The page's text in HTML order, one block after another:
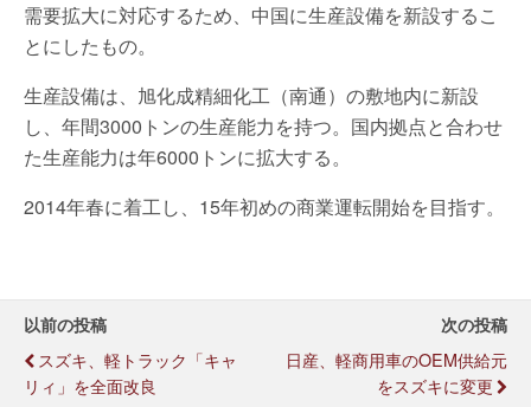
需要拡大に対応するため、中国に生産設備を新設するこ
とにしたもの。
生産設備は、旭化成精細化工（南通）の敷地内に新設
し、年間3000トンの生産能力を持つ。国内拠点と合わせ
た生産能力は年6000トンに拡大する。
2014年春に着工し、15年初めの商業運転開始を目指す。
以前の投稿
スズキ、軽トラック「キャ
リィ」を全面改良
次の投稿
日産、軽商用車のOEM供給元
をスズキに変更